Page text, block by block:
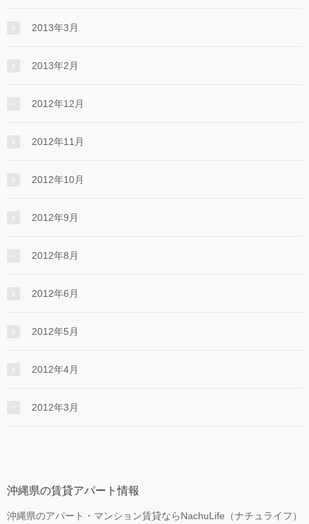
2013年3月
2013年2月
2012年12月
2012年11月
2012年10月
2012年9月
2012年8月
2012年6月
2012年5月
2012年4月
2012年3月
沖縄県の賃貸アパート情報
沖縄県のアパート・マンション賃貸ならNachuLife（ナチュライフ）